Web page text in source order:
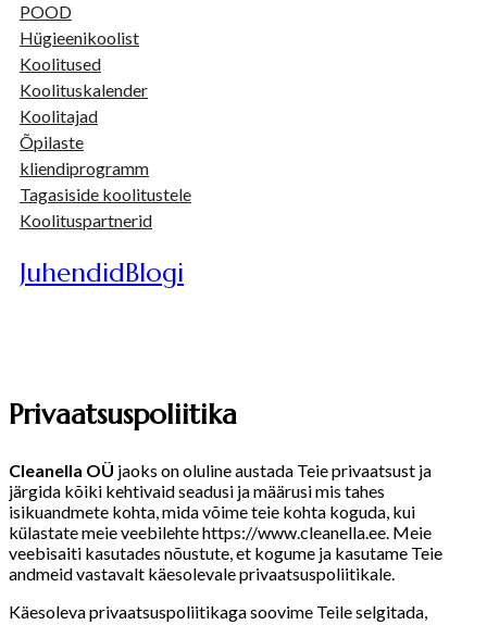
POOD
Hügieenikoolist
Koolitused
Koolituskalender
Koolitajad
Õpilaste
kliendiprogramm
Tagasiside koolitustele
Koolituspartnerid
JuhendidBlogi
Privaatsuspoliitika
Cleanella OÜ jaoks on oluline austada Teie privaatsust ja
järgida kõiki kehtivaid seadusi ja määrusi mis tahes
isikuandmete kohta, mida võime teie kohta koguda, kui
külastate meie veebilehte https://www.cleanella.ee. Meie
veebisaiti kasutades nõustute, et kogume ja kasutame Teie
andmeid vastavalt käesolevale privaatsuspoliitikale.
Käesoleva privaatsuspoliitikaga soovime Teile selgitada,